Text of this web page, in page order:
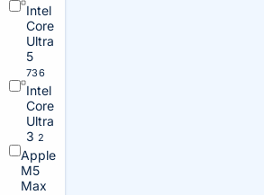
Intel
Core
Ultra
5
736
Intel
Core
Ultra
3 2
Apple
M5
Max